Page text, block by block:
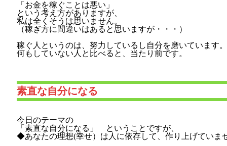
「お金を稼ぐことは悪い」
という考え方がありますが、
私は全くそうは思いません。
（稼ぎ方に間違いはあると思いますが・・・）
稼ぐ人というのは、努力しているし自分を磨いています。
何もしていない人と比べると、当たり前です。
素直な自分になる
今日のテーマの
「素直な自分になる」 ということですが、
◆あなたの理想(幸せ）は人に依存して、作り上げていま